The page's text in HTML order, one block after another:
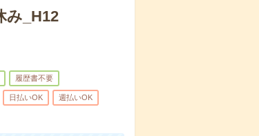
み_H12
履歴書不要
日払いOK 週払いOK